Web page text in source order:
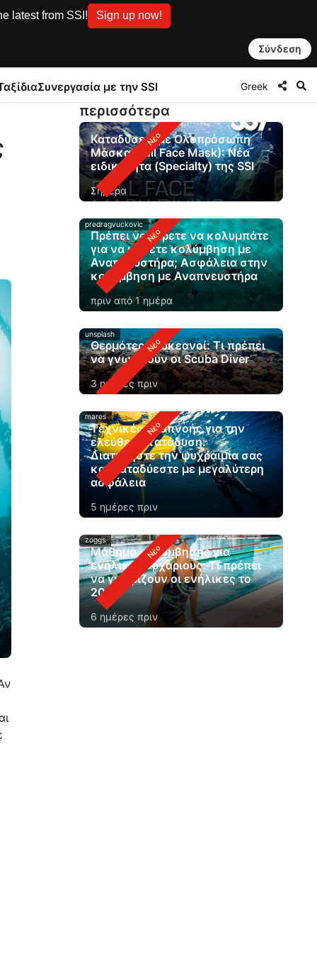
latest from SSI! Sign up now!
Σύνδεση
Συνεργασία με την SSI Greek
περισσότερα
Καταδύσεις με Ολοπρόσωπη
Μάσκα (Full Face Mask): Νέα
ειδικότητα (Specialty) της SSI
Σήμερα
predragvuckovic
Πρέπει να ξέρετε να κολυμπάτε
για να κάνετε κολύμβηση με
Αναπνευστήρα; Ασφάλεια στην
κολύμβηση με Αναπνευστήρα
πριν από 1 ημέρα
unsplash
Θερμότεροι ωκεανοί: Τι πρέπει
να γνωρίζουν οι Scuba Diver
3 ημέρες πριν
mares
Τεχνικές αναπνοής για την
ελεύθερη κατάδυση:
Διατηρήστε την ψυχραιμία σας
και καταδύεστε με μεγαλύτερη
ασφάλεια
5 ημέρες πριν
zoggs
Μάθημα κολύμβησης για
ενήλικες αρχάριους: Τι πρέπει
να γνωρίζουν οι ενήλικες το
2026
6 ημέρες πριν